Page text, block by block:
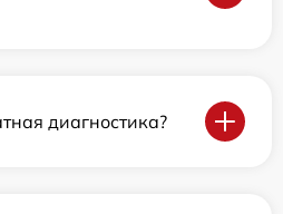
диагностика?